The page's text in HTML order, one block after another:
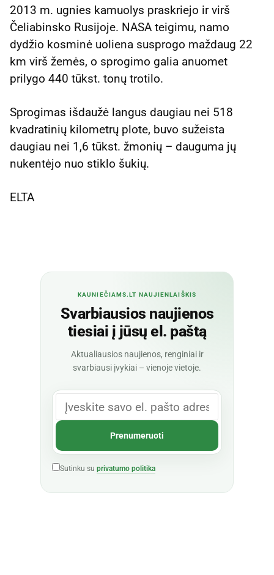
2013 m. ugnies kamuolys praskriejo ir virš
Čeliabinsko Rusijoje. NASA teigimu, namo
dydžio kosminė uoliena susprogo maždaug 22
km virš žemės, o sprogimo galia anuomet
prilygo 440 tūkst. tonų trotilo.
Sprogimas išdaužė langus daugiau nei 518
kvadratinių kilometrų plote, buvo sužeista
daugiau nei 1,6 tūkst. žmonių – dauguma jų
nukentėjo nuo stiklo šukių.
ELTA
KAUNIEČIAMS.LT NAUJIENLAIŠKIS
Svarbiausios naujienos
tiesiai į jūsų el. paštą
Aktualiausios naujienos, renginiai ir
svarbiausi įvykiai – vienoje vietoje.
Sutinku su privatumo politika